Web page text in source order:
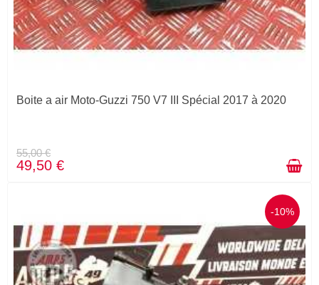
Boite a air Moto-Guzzi 750 V7 III Spécial 2017 à 2020
55,00 €
49,50 €
-10%